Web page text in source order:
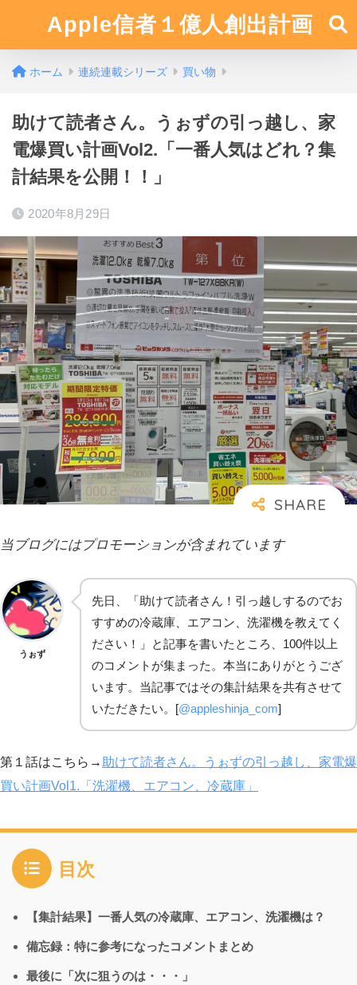
Apple信者１億人創出計画
ホーム 連続連載シリーズ 買い物
助けて読者さん。うぉずの引っ越し、家
電爆買い計画Vol2.「一番人気はどれ？集
計結果を公開！！」
2020年8月29日
当ブログにはプロモーションが含まれています
うぉず
先日、「助けて読者さん！引っ越しするのでお
すすめの冷蔵庫、エアコン、洗濯機を教えてく
ださい！」と記事を書いたところ、100件以上
のコメントが集まった。本当にありがとうござ
います。当記事ではその集計結果を共有させて
いただきたい。[@appleshinja_com]
第１話はこちら→ 助けて読者さん。うぉずの引っ越し、家電爆
買い計画Vol1.「洗濯機、エアコン、冷蔵庫」
目次
【集計結果】一番人気の冷蔵庫、エアコン、洗濯機は？
備忘録：特に参考になったコメントまとめ
最後に「次に狙うのは・・・」